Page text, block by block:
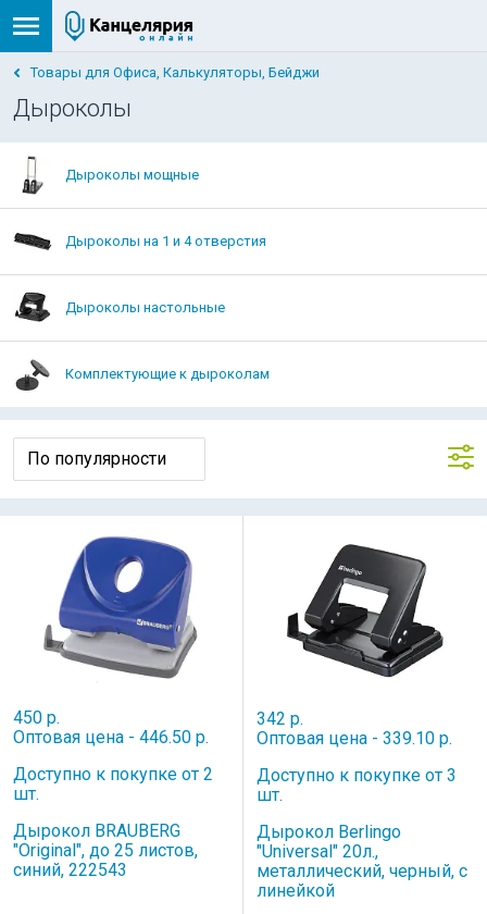
Товары для Офиса, Калькуляторы, Бейджи
Дыроколы
Дыроколы мощные
Дыроколы на 1 и 4 отверстия
Дыроколы настольные
Комплектующие к дыроколам
450 р.
Оптовая цена - 446.50 р.
Доступно к покупке от 2
шт.
Дырокол BRAUBERG
"Original", до 25 листов,
синий, 222543
342 р.
Оптовая цена - 339.10 р.
Доступно к покупке от 3
шт.
Дырокол Berlingo
"Universal" 20л.,
металлический, черный, с
линейкой